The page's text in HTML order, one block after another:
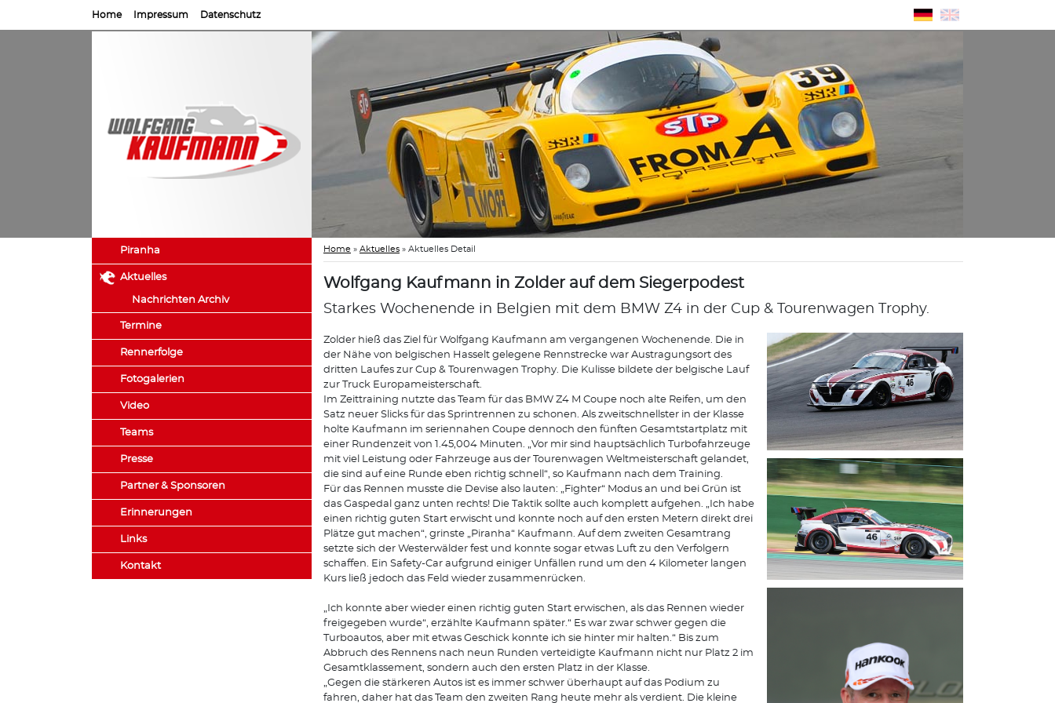
Home Impressum Datenschutz
Piranha
Aktuelles
Nachrichten Archiv
Termine
Rennerfolge
Fotogalerien
Video
Teams
Presse
Partner & Sponsoren
Erinnerungen
Links
Kontakt
Home » Aktuelles » Aktuelles Detail
Wolfgang Kaufmann in Zolder auf dem Siegerpodest
Starkes Wochenende in Belgien mit dem BMW Z4 in der Cup & Tourenwagen Trophy.
Zolder hieß das Ziel für Wolfgang Kaufmann am vergangenen Wochenende. Die in
der Nähe von belgischen Hasselt gelegene Rennstrecke war Austragungsort des
dritten Laufes zur Cup & Tourenwagen Trophy. Die Kulisse bildete der belgische Lauf
zur Truck Europameisterschaft.
Im Zeittraining nutzte das Team für das BMW Z4 M Coupe noch alte Reifen, um den
Satz neuer Slicks für das Sprintrennen zu schonen. Als zweitschnellster in der Klasse
holte Kaufmann im seriennahen Coupe dennoch den fünften Gesamtstartplatz mit
einer Rundenzeit von 1.45,004 Minuten. „Vor mir sind hauptsächlich Turbofahrzeuge
mit viel Leistung oder Fahrzeuge aus der Tourenwagen Weltmeisterschaft gelandet,
die sind auf eine Runde eben richtig schnell“, so Kaufmann nach dem Training.
Für das Rennen musste die Devise also lauten: „Fighter“ Modus an und bei Grün ist
das Gaspedal ganz unten rechts! Die Taktik sollte auch komplett aufgehen. „Ich habe
einen richtig guten Start erwischt und konnte noch auf den ersten Metern direkt drei
Plätze gut machen“, grinste „Piranha“ Kaufmann. Auf dem zweiten Gesamtrang
setzte sich der Westerwälder fest und konnte sogar etwas Luft zu den Verfolgern
schaffen. Ein Safety-Car aufgrund einiger Unfällen rund um den 4 Kilometer langen
Kurs ließ jedoch das Feld wieder zusammenrücken.
„Ich konnte aber wieder einen richtig guten Start erwischen, als das Rennen wieder
freigegeben wurde“, erzählte Kaufmann später.“ Es war zwar schwer gegen die
Turboautos, aber mit etwas Geschick konnte ich sie hinter mir halten.“ Bis zum
Abbruch des Rennens nach neun Runden verteidigte Kaufmann nicht nur Platz 2 im
Gesamtklassement, sondern auch den ersten Platz in der Klasse.
„Gegen die stärkeren Autos ist es immer schwer überhaupt auf das Podium zu
fahren, daher hat das Team den zweiten Rang heute mehr als verdient. Die kleine